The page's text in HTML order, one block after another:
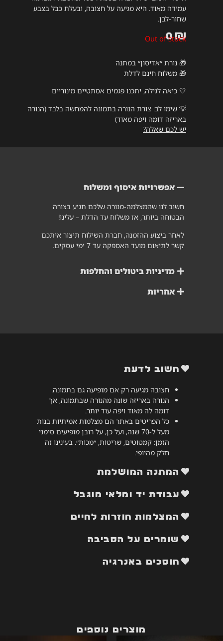
עמידה מאוד. היא מגיעה על חצובה, ובעלת כבל בצבע
שחור-לבן.
0₪
Out of stock
🎁 נורת ״אדיסון״ במתנה
🎁 משלוח חינם לדלת
🤍 כיאה לגילה, יתכנו פגמים אסתטיים מינוריים
💡 שימו לב: צורת הנורה בתמונה להמחשה בלבד (הנורה
באריזה דומה ויפה מאוד)
יש לכם שאלה?
חשוב לדעת
חצובה מגיעה רק אם מופיעה גם בתמונה.
הנורה באריזה שונה מהנורה שבתמונה, אך
דומה לה מאוד ויפה עוד יותר.
כל הפריטים באתר הם מצלמות אמיתיות בנות
מעל ל-70 שנה, ועל כן, על רובן מופיעים סימני
הזמן: קמטוטים, שריטות, ״מכות״. בעינינו זה
חלק מהיופי.
המתנה המושלמת
עבודת יד ומלאי מוגבל
המצלמות חוזרות לחיים
שומרים על הסביבה
חוסכים באנרגיה
אפשרויות איסוף ומשלוח
חשוב לנו שהמצלמה-מנורה שלכם תגיע בצורה
הבטוחה ביותר, אז משלוח עד הדלת – עלינו!
לאחר ביצוע ההזמנה, חברת השילוח תיצור איתכם
קשר לתיאום מועד האספקה עד 7 ימי עסקים.
מדיניות ביטולים והחלפות
אחריות
מוצרים נוספים